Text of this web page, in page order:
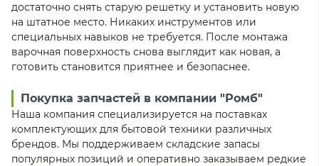
достаточно снять старую решетку и установить новую
на штатное место. Никаких инструментов или
специальных навыков не требуется. После монтажа
варочная поверхность снова выглядит как новая, а
готовить становится приятнее и безопаснее.
Покупка запчастей в компании "Ромб"
Наша компания специализируется на поставках
комплектующих для бытовой техники различных
брендов. Мы поддерживаем складские запасы
популярных позиций и оперативно заказываем редкие